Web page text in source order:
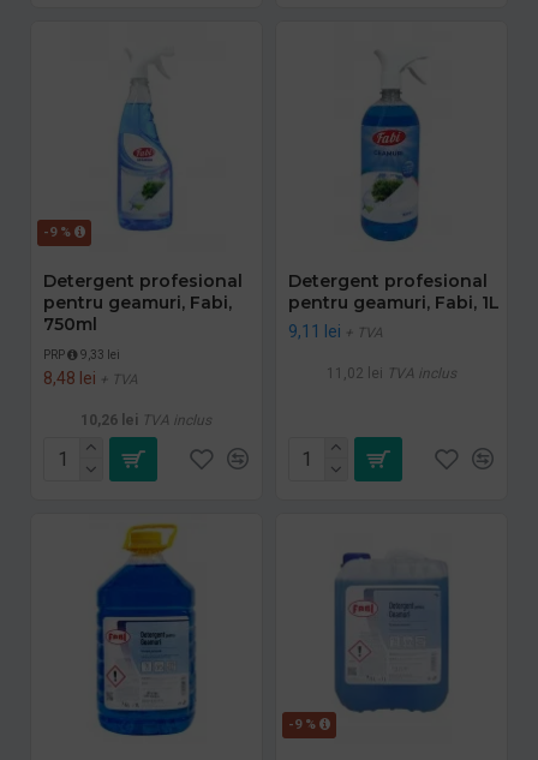
-9 %
Detergent profesional
pentru geamuri, Fabi,
750ml
PRP 9,33 lei
8,48 lei + TVA
10,26 lei TVA inclus
Detergent profesional
pentru geamuri, Fabi, 1L
9,11 lei + TVA
11,02 lei TVA inclus
-9 %